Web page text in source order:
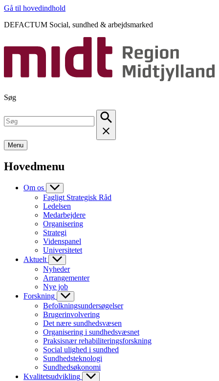
Gå til hovedindhold
DEFACTUM Social, sundhed & arbejdsmarked
Søg
Menu
Hovedmenu
Om os
Fagligt Strategisk Råd
Ledelsen
Medarbejdere
Organisering
Strategi
Videnspanel
Universitetet
Aktuelt
Nyheder
Arrangementer
Nye job
Forskning
Befolkningsundersøgelser
Brugerinvolvering
Det nære sundhedsvæsen
Organisering i sundhedsvæsnet
Praksisnær rehabiliteringsforskning
Social ulighed i sundhed
Sundhedsteknologi
Sundhedsøkonomi
Kvalitetsudvikling